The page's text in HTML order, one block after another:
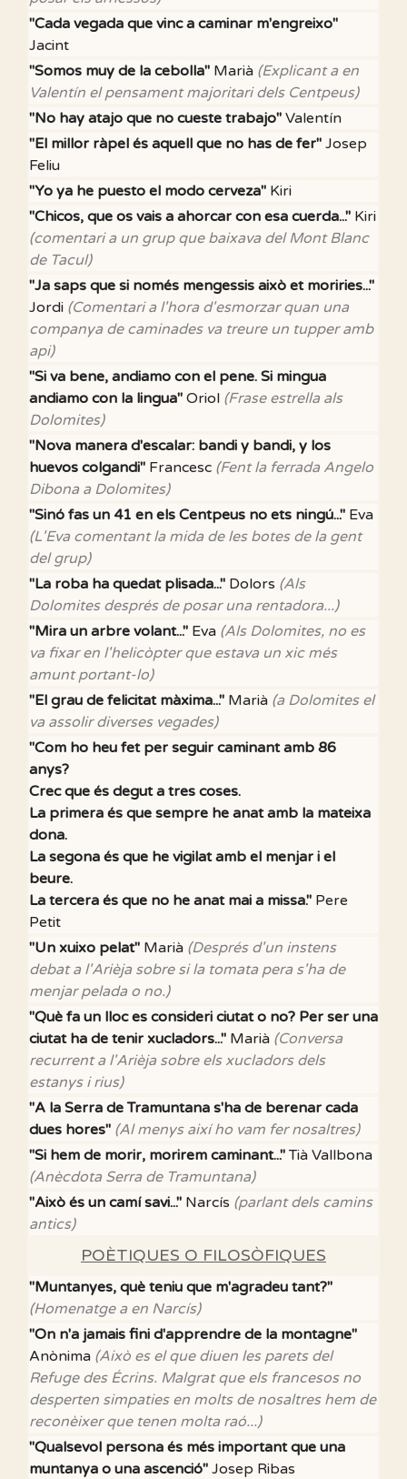
"Cada vegada que vinc a caminar m'engreixo"
Jacint
"Somos muy de la cebolla" Marià (Explicant a en
Valentín el pensament majoritari dels Centpeus)
"No hay atajo que no cueste trabajo" Valentín
"El millor ràpel és aquell que no has de fer" Josep
Feliu
"Yo ya he puesto el modo cerveza" Kiri
"Chicos, que os vais a ahorcar con esa cuerda..." Kiri
(comentari a un grup que baixava del Mont Blanc
de Tacul)
"Ja saps que si només mengessis això et moriries..."
Jordi (Comentari a l'hora d'esmorzar quan una
companya de caminades va treure un tupper amb
api)
"Si va bene, andiamo con el pene. Si mingua
andiamo con la lingua" Oriol (Frase estrella als
Dolomites)
"Nova manera d'escalar: bandi y bandi, y los
huevos colgandi" Francesc (Fent la ferrada Angelo
Dibona a Dolomites)
"Sinó fas un 41 en els Centpeus no ets ningú..." Eva
(L'Eva comentant la mida de les botes de la gent
del grup)
"La roba ha quedat plisada..." Dolors (Als
Dolomites després de posar una rentadora...)
"Mira un arbre volant..." Eva (Als Dolomites, no es
va fixar en l'helicòpter que estava un xic més
amunt portant-lo)
"El grau de felicitat màxima..." Marià (a Dolomites el
va assolir diverses vegades)
"Com ho heu fet per seguir caminant amb 86
anys?
Crec que és degut a tres coses.
La primera és que sempre he anat amb la mateixa
dona.
La segona és que he vigilat amb el menjar i el
beure.
La tercera és que no he anat mai a missa." Pere
Petit
"Un xuixo pelat" Marià (Després d'un instens
debat a l'Arièja sobre si la tomata pera s'ha de
menjar pelada o no.)
"Què fa un lloc es consideri ciutat o no? Per ser una
ciutat ha de tenir xucladors..." Marià (Conversa
recurrent a l'Arièja sobre els xucladors dels
estanys i rius)
"A la Serra de Tramuntana s'ha de berenar cada
dues hores" (Al menys així ho vam fer nosaltres)
"Si hem de morir, morirem caminant..."Tià Vallbona
(Anècdota Serra de Tramuntana)
"Això és un camí savi..." Narcís (parlant dels camins
antics)
POÈTIQUES O FILOSÒFIQUES
"Muntanyes, què teniu que m'agradeu tant?"
(Homenatge a en Narcís)
"On n'a jamais fini d'apprendre de la montagne"
Anònima (Això es el que diuen les parets del
Refuge des Écrins. Malgrat que els francesos no
desperten simpaties en molts de nosaltres hem de
reconèixer que tenen molta raó...)
"Qualsevol persona és més important que una
muntanya o una ascenció" Josep Ribas